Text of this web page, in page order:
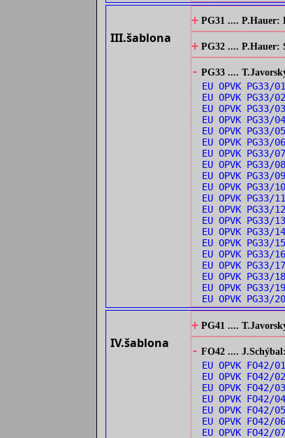
III.šablona
+ PG31 .... P.Hauer:
+ PG32 .... P.Hauer:
- PG33 ....
EU OPVK
EU OPVK
EU OPVK
EU OPVK
EU OPVK
EU OPVK
EU OPVK
EU OPVK
EU OPVK
EU OPVK
EU OPVK
EU OPVK
EU OPVK
EU OPVK
EU OPVK
EU OPVK
EU OPVK
EU OPVK
EU OPVK
EU OPVK
IV.šablona
+ PG41 ....
- FO42 ....
EU OPVK
EU OPVK
EU OPVK
EU OPVK
EU OPVK
EU OPVK
EU OPVK